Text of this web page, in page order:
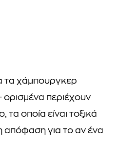
τα χάμπουργκερ
ορισμένα περιέχουν
οποία είναι τοξικά
η απόφαση για το αν ένα